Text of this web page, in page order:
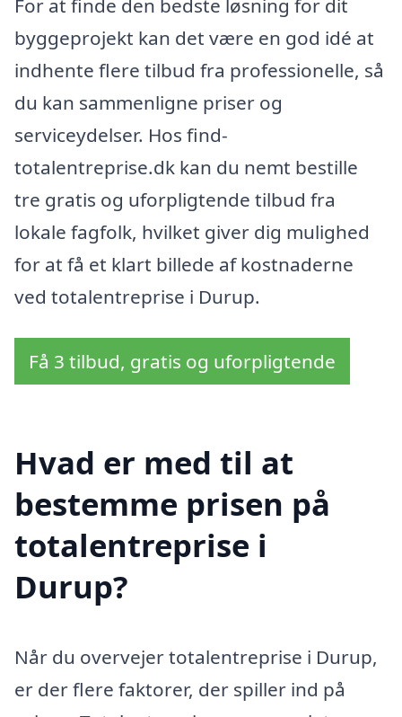
For at finde den bedste løsning for dit
byggeprojekt kan det være en god idé at
indhente flere tilbud fra professionelle, så
du kan sammenligne priser og
serviceydelser. Hos find-
totalentreprise.dk kan du nemt bestille
tre gratis og uforpligtende tilbud fra
lokale fagfolk, hvilket giver dig mulighed
for at få et klart billede af kostnaderne
ved totalentreprise i Durup.
Få 3 tilbud, gratis og uforpligtende
Hvad er med til at
bestemme prisen på
totalentreprise i
Durup?
Når du overvejer totalentreprise i Durup,
er der flere faktorer, der spiller ind på